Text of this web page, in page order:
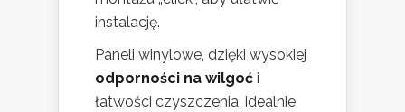
instalację.
Paneli winylowe, dzięki wysokiej
odporności na wilgoć i
łatwości czyszczenia, idealnie